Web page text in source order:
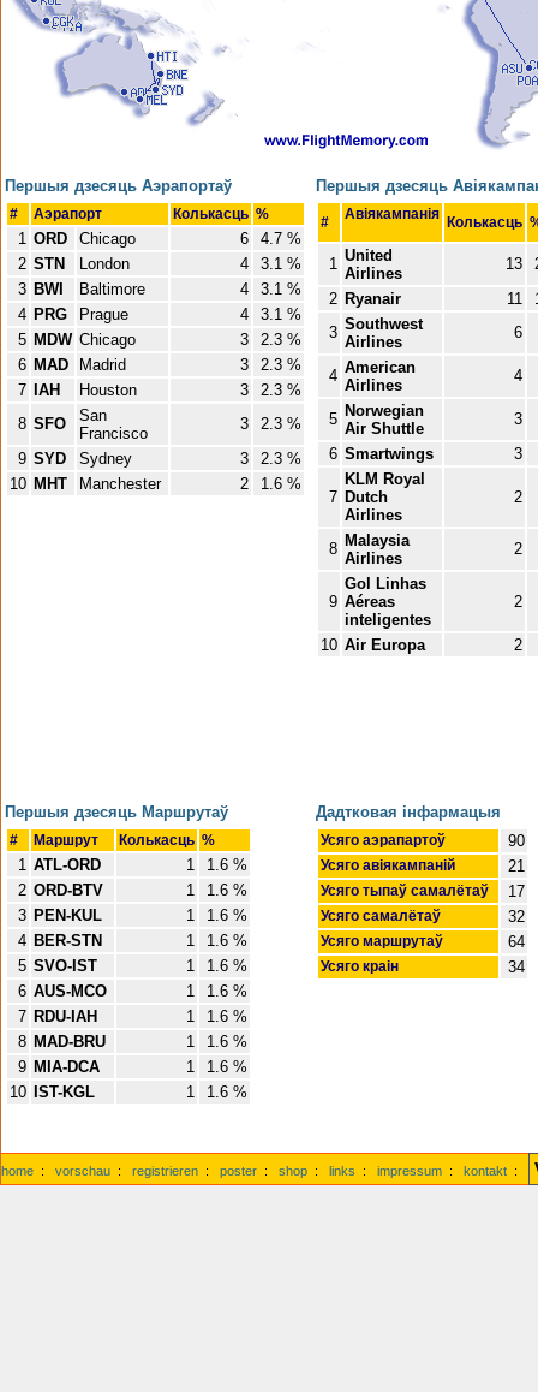
Першыя дзесяць Аэрапортаў
# Аэрапорт Колькасць %
1 ORD Chicago 6
4.7 %
2 STN London 4
3.1 %
3 BWI Baltimore 4
3.1 %
4 PRG Prague 4
3.1 %
5 MDW Chicago 3
2.3 %
6 MAD Madrid 3
2.3 %
7
IAH Houston 3
2.3 %
8 SFO
San
Francisco
3
2.3 %
9 SYD Sydney 3
2.3 %
10 MHT Manchester 2 1.6 %
Першыя дзесяць
# Авіякампанія Колькасць
1 United
Airlines
13
2 Ryanair 11
3 Southwest
Airlines
6
4 American
Airlines
4
5 Norwegian
Air Shuttle
3
6 Smartwings 3
7
KLM Royal
Dutch
Airlines
2
8 Malaysia
Airlines
2
9
Gol Linhas
Aéreas
inteligentes
2
10 Air Europa 2
Першыя дзесяць Маршрутаў
# Маршрут Колькасць %
1 ATL-ORD 1
1.6 %
2 ORD-BTV 1
1.6 %
3 PEN-KUL 1
1.6 %
4 BER-STN 1
1.6 %
5 SVO-IST 1
1.6 %
6 AUS-MCO 1
1.6 %
7 RDU-IAH 1
1.6 %
8 MAD-BRU 1
1.6 %
9 MIA-DCA 1
1.6 %
10
IST-KGL 1 1.6 %
Дадтковая інфармацыя
Усяго аэрапартоў 90
Усяго авіякампаній 21
Усяго тыпаў самалётаў 17
Усяго самалётаў 32
Усяго маршрутаў 64
Усяго краін 34
home : vorschau : registrieren : poster : shop : links : impressum : kontakt :